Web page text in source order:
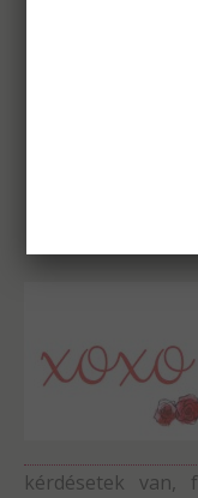
kérdésetek